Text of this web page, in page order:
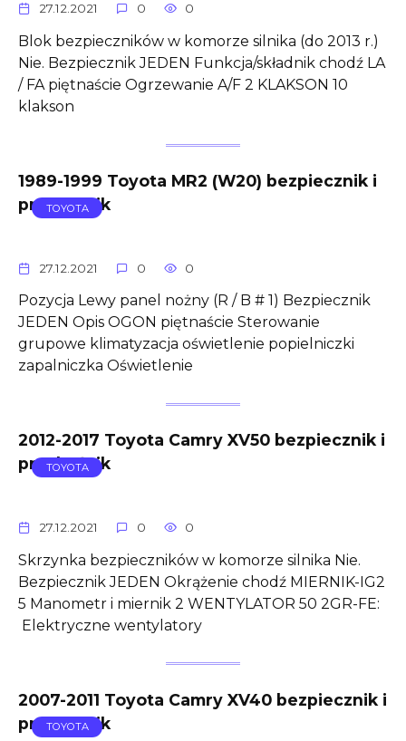
27.12.2021 0 0
Blok bezpieczników w komorze silnika (do 2013 r.)
Nie. Bezpiecznik JEDEN Funkcja/składnik chodź LA
/ FA piętnaście Ogrzewanie A/F 2 KLAKSON 10
klakson
1989-1999 Toyota MR2 (W20) bezpiecznik i
przekaźnik
TOYOTA
27.12.2021 0 0
Pozycja Lewy panel nożny (R / B # 1) Bezpiecznik
JEDEN Opis OGON piętnaście Sterowanie
grupowe klimatyzacja oświetlenie popielniczki
zapalniczka Oświetlenie
2012-2017 Toyota Camry XV50 bezpiecznik i
przekaźnik
TOYOTA
27.12.2021 0 0
Skrzynka bezpieczników w komorze silnika Nie.
Bezpiecznik JEDEN Okrążenie chodź MIERNIK-IG2
5 Manometr i miernik 2 WENTYLATOR 50 2GR-FE:
Elektryczne wentylatory
2007-2011 Toyota Camry XV40 bezpiecznik i
przekaźnik
TOYOTA